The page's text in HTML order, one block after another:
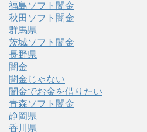
福島ソフト闇金
秋田ソフト闇金
群馬県
茨城ソフト闇金
長野県
闇金
闇金じゃない
闇金でお金を借りたい
青森ソフト闇金
静岡県
香川県